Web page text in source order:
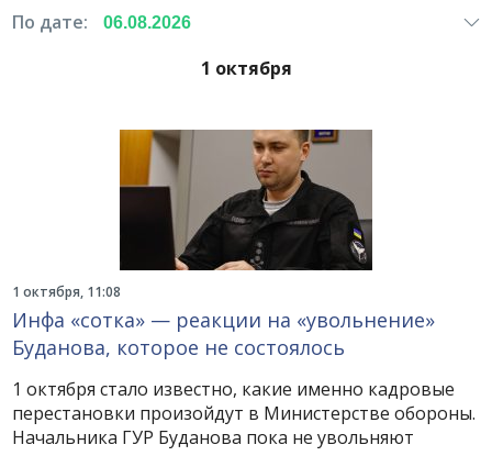
По дате:
1 октября
1 октября, 11:08
Инфа «сотка» — реакции на «увольнение»
Буданова, которое не состоялось
1 октября стало известно, какие именно кадровые
перестановки произойдут в Министерстве обороны.
Начальника ГУР Буданова пока не увольняют